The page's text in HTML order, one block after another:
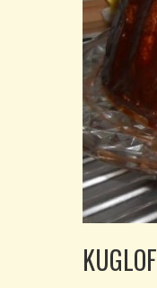
KUGLOF